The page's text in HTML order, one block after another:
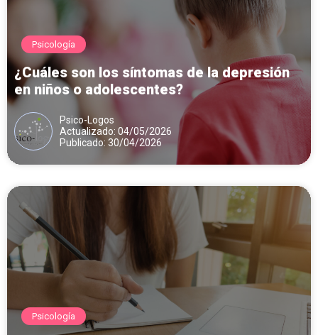
Psicología
¿Cuáles son los síntomas de la depresión
en niños o adolescentes?
Psico-Logos
Actualizado: 04/05/2026
Publicado: 30/04/2026
Psicología